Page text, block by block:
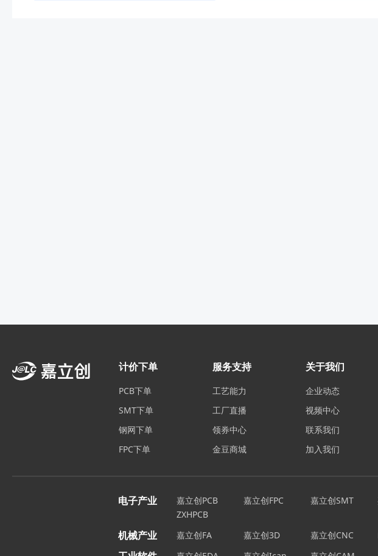
计价下单
PCB下单
SMT下单
钢网下单
FPC下单
服务支持
工艺能力
工厂直播
领券中心
金豆商城
关于我们
企业动态
视频中心
联系我们
加入我们
电子产业 嘉立创PCB 嘉立创FPC 嘉立创SMT
ZXHPCB
机械产业 嘉立创FA 嘉立创3D 嘉立创CNC